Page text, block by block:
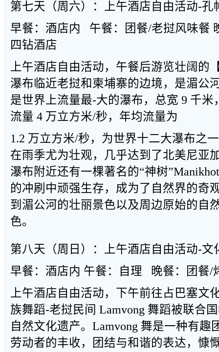
第七天（周六）：上午酒店自由活动-孔
早餐：酒店内
午餐：团餐/老挝风味餐
四钻酒店
上午酒店自由活动，午餐后游览壮阔的
瀑布临近老挝和柬埔寨的边境，是湄公
是世界上流量最-大的瀑布，总宽 9 千米
流量 4 万立方米/秒，年均流量为
1.2 万立方米/秒，为世界十二大瀑布之
在雨季尤为壮观，几乎达到了北美尼亚
瀑布附近还有一棵著名的“神树”Manikhot
的冲刷中顽强生存，成为了自然界的奇
到湄公河的壮丽景色以及周边原始的自
色。
第八天（周日）：上午酒店自由活动-文
早餐：酒店内 午餐：自理
晚餐：团餐/
上午酒店自由活动，下午前往占巴塞文
族舞蹈-老挝民间 Lamvong 舞蹈被联合
自然文化遗产。 Lamvong 舞是一种有趣
劳动者的丰收，团结与和谐的表达，慷